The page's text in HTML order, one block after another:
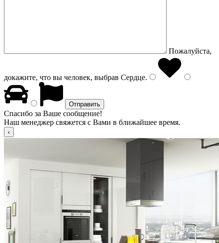
Пожалуйста,
докажите, что вы человек, выбрав Сердце.
Спасибо за Ваше сообщение!
Наш менеджер свяжется с Вами в ближайшее время.